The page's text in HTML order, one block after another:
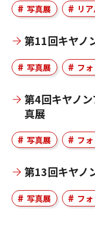
写真展 リ
第11回キヤノ
写真展 フ
第4回キヤノ
真展
写真展 フ
第13回キヤノ
写真展 フ